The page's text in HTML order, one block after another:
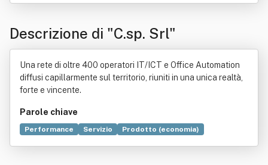
Descrizione di "C.sp. Srl"
Una rete di oltre 400 operatori IT/ICT e Office Automation
diffusi capillarmente sul territorio, riuniti in una unica realtà,
forte e vincente.
Parole chiave
Performance Servizio
Prodotto (economia)